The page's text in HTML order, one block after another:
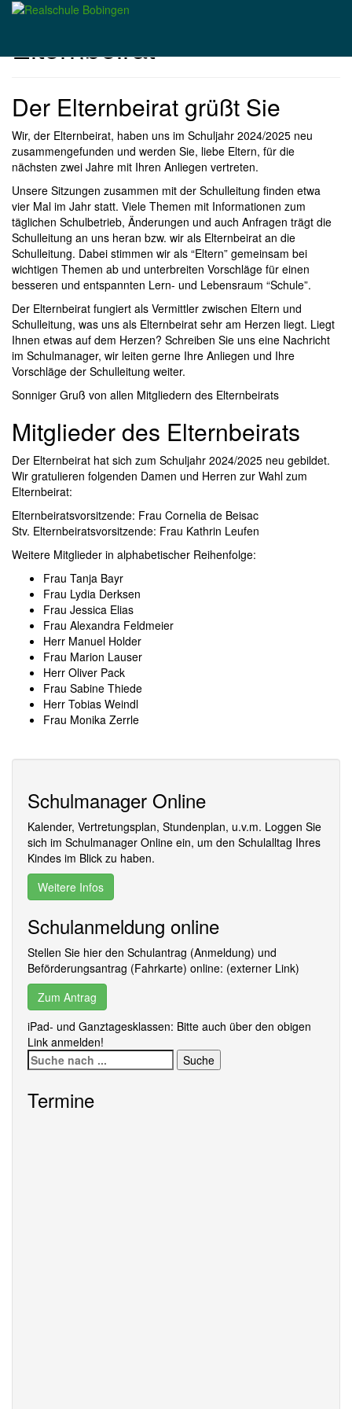
Skip
content
Elternbeirat
Der Elternbeirat grüßt Sie
Wir, der Elternbeirat, haben uns im Schuljahr 2024/2025 neu
zusammengefunden und werden Sie, liebe Eltern, für die
nächsten zwei Jahre mit Ihren Anliegen vertreten.
Unsere Sitzungen zusammen mit der Schulleitung finden etwa
vier Mal im Jahr statt. Viele Themen mit Informationen zum
täglichen Schulbetrieb, Änderungen und auch Anfragen trägt die
Schulleitung an uns heran bzw. wir als Elternbeirat an die
Schulleitung. Dabei stimmen wir als “Eltern” gemeinsam bei
wichtigen Themen ab und unterbreiten Vorschläge für einen
besseren und entspannten Lern- und Lebensraum “Schule”.
Der Elternbeirat fungiert als Vermittler zwischen Eltern und
Schulleitung, was uns als Elternbeirat sehr am Herzen liegt. Liegt
Ihnen etwas auf dem Herzen? Schreiben Sie uns eine Nachricht
im Schulmanager, wir leiten gerne Ihre Anliegen und Ihre
Vorschläge der Schulleitung weiter.
Sonniger Gruß von allen Mitgliedern des Elternbeirats
Mitglieder des Elternbeirats
Der Elternbeirat hat sich zum Schuljahr 2024/2025 neu gebildet.
Wir gratulieren folgenden Damen und Herren zur Wahl zum
Elternbeirat:
Elternbeiratsvorsitzende: Frau Cornelia de Beisac
Stv. Elternbeiratsvorsitzende: Frau Kathrin Leufen
Weitere Mitglieder in alphabetischer Reihenfolge:
Frau Tanja Bayr
Frau Lydia Derksen
Frau Jessica Elias
Frau Alexandra Feldmeier
Herr Manuel Holder
Frau Marion Lauser
Herr Oliver Pack
Frau Sabine Thiede
Herr Tobias Weindl
Frau Monika Zerrle
Schulmanager Online
Kalender, Vertretungsplan, Stundenplan, u.v.m. Loggen Sie
sich im Schulmanager Online ein, um den Schulalltag Ihres
Kindes im Blick zu haben.
Weitere Infos
Schulanmeldung online
Stellen Sie hier den Schulantrag (Anmeldung) und
Beförderungsantrag (Fahrkarte) online: (externer Link)
Zum Antrag
iPad- und Ganztagesklassen: Bitte auch über den obigen
Link anmelden!
Suche
nach:
Termine